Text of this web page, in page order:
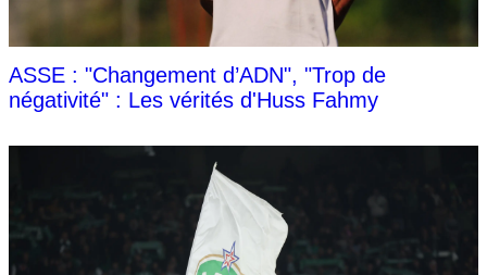
ASSE : "Changement d’ADN", "Trop de
négativité" : Les vérités d'Huss Fahmy